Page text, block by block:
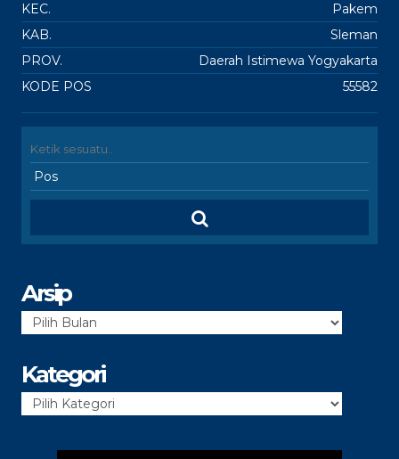
KEC.
Pakem
KAB.
Sleman
PROV.
Daerah Istimewa Yogyakarta
KODE POS
55582
Arsip
Arsip
Kategori
Kategori